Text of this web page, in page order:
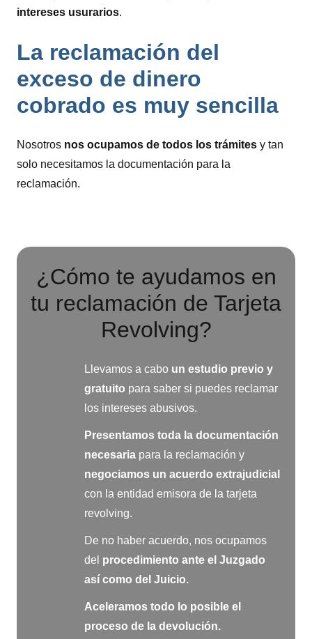
intereses usurarios.
La reclamación del
exceso de dinero
cobrado es muy sencilla
Nosotros nos ocupamos de todos los trámites y tan
solo necesitamos la documentación para la
reclamación.
¿Cómo te ayudamos en
tu reclamación de Tarjeta
Revolving?
Llevamos a cabo un estudio previo y
gratuito para saber si puedes reclamar
los intereses abusivos.
Presentamos toda la documentación
necesaria para la reclamación y
negociamos un acuerdo extrajudicial
con la entidad emisora de la tarjeta
revolving.
De no haber acuerdo, nos ocupamos
del procedimiento ante el Juzgado
así como del Juicio.
Aceleramos todo lo posible el
proceso de la devolución.